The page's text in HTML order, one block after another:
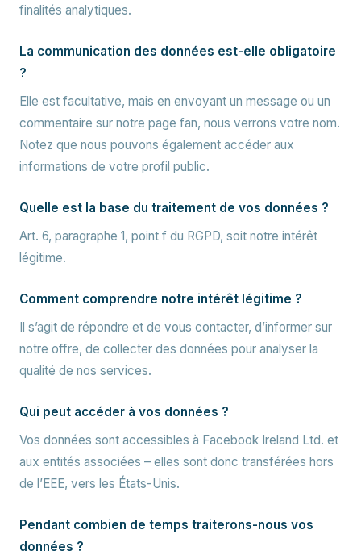
finalités analytiques.
La communication des données est-elle obligatoire
?
Elle est facultative, mais en envoyant un message ou un
commentaire sur notre page fan, nous verrons votre nom.
Notez que nous pouvons également accéder aux
informations de votre profil public.
Quelle est la base du traitement de vos données ?
Art. 6, paragraphe 1, point f du RGPD, soit notre intérêt
légitime.
Comment comprendre notre intérêt légitime ?
Il s’agit de répondre et de vous contacter, d’informer sur
notre offre, de collecter des données pour analyser la
qualité de nos services.
Qui peut accéder à vos données ?
Vos données sont accessibles à Facebook Ireland Ltd. et
aux entités associées – elles sont donc transférées hors
de l’EEE, vers les États-Unis.
Pendant combien de temps traiterons-nous vos
données ?